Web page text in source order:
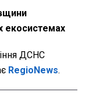
екосистемах
ДСНС
RegioNews.